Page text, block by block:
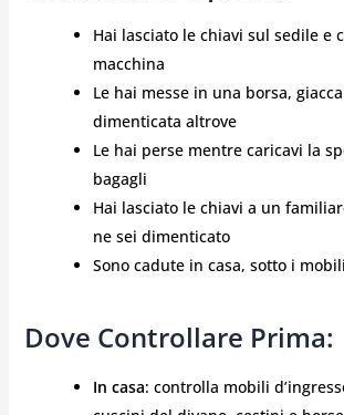
Hai lasciato le chiavi sul sedile e
macchina
Le hai messe in una borsa,
dimenticata altrove
Le hai perse mentre caricavi la
bagagli
Hai lasciato le chiavi a un
ne sei dimenticato
Sono cadute in casa, sotto i
Dove Controllare Prima:
In casa: controlla mobili